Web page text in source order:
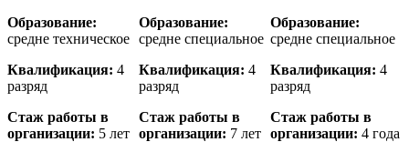
Образование:
средне техническое
Квалификация: 4
разряд
Стаж работы в
организации: 5 лет
Образование:
средне специальное
Квалификация: 4
разряд
Стаж работы в
организации: 7 лет
Образование:
средне специальное
Квалификация: 4
разряд
Стаж работы в
организации: 4 года